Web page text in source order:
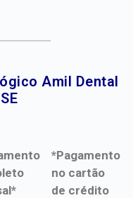
Amil Dental
*Pagamento
no cartão
de crédito